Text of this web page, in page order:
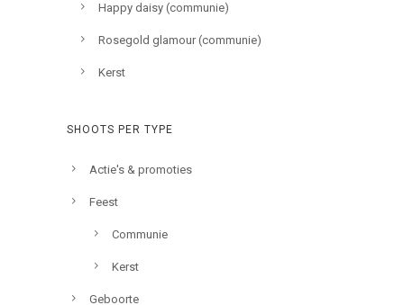
Happy daisy (communie)
Rosegold glamour (communie)
Kerst
SHOOTS PER TYPE
Actie's & promoties
Feest
Communie
Kerst
Geboorte